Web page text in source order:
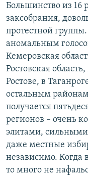
Большинство из 16
заксобрания,
протестной
аномальным
Кемеровская
Ростовская
Ростове, в
остальным
получается
регионов – очень
элитами,
даже местные
независимо. Когда
то много не